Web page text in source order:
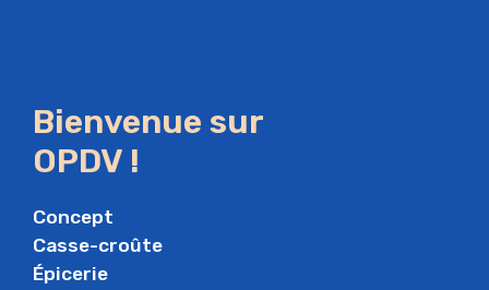
Bienvenue sur
OPDV !
Concept
Casse-croûte
Épicerie